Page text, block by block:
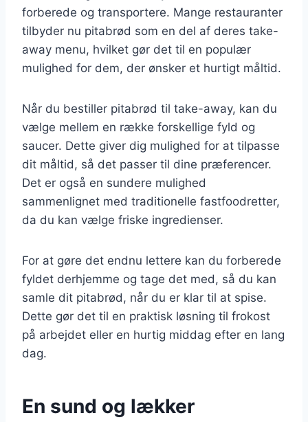
forberede og transportere. Mange restauranter
tilbyder nu pitabrød som en del af deres take-
away menu, hvilket gør det til en populær
mulighed for dem, der ønsker et hurtigt måltid.
Når du bestiller pitabrød til take-away, kan du
vælge mellem en række forskellige fyld og
saucer. Dette giver dig mulighed for at tilpasse
dit måltid, så det passer til dine præferencer.
Det er også en sundere mulighed
sammenlignet med traditionelle fastfoodretter,
da du kan vælge friske ingredienser.
For at gøre det endnu lettere kan du forberede
fyldet derhjemme og tage det med, så du kan
samle dit pitabrød, når du er klar til at spise.
Dette gør det til en praktisk løsning til frokost
på arbejdet eller en hurtig middag efter en lang
dag.
En sund og lækker